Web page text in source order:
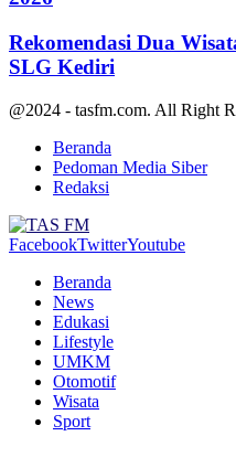
Rekomendasi Dua
SLG Kediri
@2024 - tasfm.com. All Right
Beranda
Pedoman Media Siber
Redaksi
FacebookTwitterYoutube
Beranda
News
Edukasi
Lifestyle
UMKM
Otomotif
Wisata
Sport